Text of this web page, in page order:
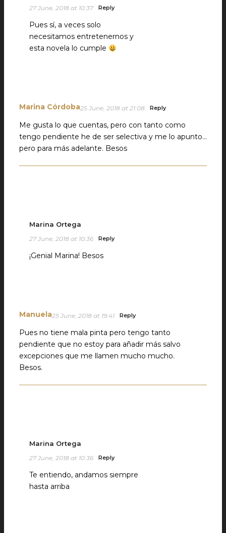
27 June, 2018 at 10:37 Reply
Pues sí, a veces solo
necesitamos entretenernos y
esta novela lo cumple
Marina Córdoba25 June, 2018 at 21:08 Reply
Me gusta lo que cuentas, pero con tanto como
tengo pendiente he de ser selectiva y me lo apunto…
pero para más adelante. Besos
Marina Ortega
27 June, 2018 at 10:36 Reply
¡Genial Marina! Besos
Manuela25 June, 2018 at 19:41 Reply
Pues no tiene mala pinta pero tengo tanto
pendiente que no estoy para añadir más salvo
excepciones que me llamen mucho mucho.
Besos.
Marina Ortega
27 June, 2018 at 10:36 Reply
Te entiendo, andamos siempre
hasta arriba